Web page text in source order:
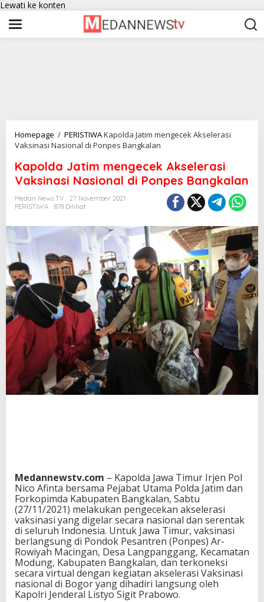
Lewati ke konten
Homepage / PERISTIWAKapolda Jatim mengecek Akselerasi
Vaksinasi Nasional di Ponpes Bangkalan
Kapolda Jatim mengecek Akselerasi
Vaksinasi Nasional di Ponpes Bangkalan
Medan News TV
27 November 2021
PERISTIWA
878 Dilihat
Medannewstv.com – Kapolda Jawa Timur Irjen Pol
Nico Afinta bersama Pejabat Utama Polda Jatim dan
Forkopimda Kabupaten Bangkalan, Sabtu
(27/11/2021) melakukan pengecekan akselerasi
vaksinasi yang digelar secara nasional dan serentak
di seluruh Indonesia. Untuk Jawa Timur, vaksinasi
berlangsung di Pondok Pesantren (Ponpes) Ar-
Rowiyah Macingan, Desa Langpanggang, Kecamatan
Modung, Kabupaten Bangkalan, dan terkoneksi
secara virtual dengan kegiatan akselerasi Vaksinasi
nasional di Bogor yang dihadiri langsung oleh
Kapolri Jenderal Listyo Sigit Prabowo.